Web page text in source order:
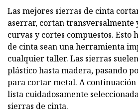
Las mejores sierras de cinta
aserrar, cortan transversalmente
curvas y cortes compuestos. Esto
de cinta sean una herramienta
cualquier taller. Las sierras
plástico hasta madera, pasando
para cortar metal. A
lista cuidadosamente
sierras de cinta.